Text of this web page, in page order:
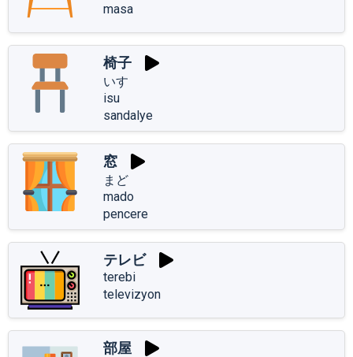
masa
椅子
いす
isu
sandalye
窓
まど
mado
pencere
テレビ
terebi
televizyon
部屋